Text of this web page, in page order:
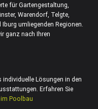
für Gartengestaltung,
Warendorf, Telgte,
umliegenden Regionen.
ganz nach Ihren
Lösungen in den
Erfahren Sie
Poolbau